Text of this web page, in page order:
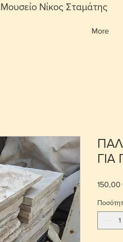
More
Μουσείο Νίκος Σταμάτης
ΓΙΑ
150,00